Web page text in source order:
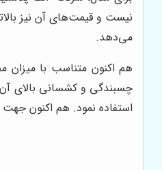
نیست و قیمت‌های آن نیز
می‌دهد.
هم اکنون متناسب با میزان
چسبندگی و کشسانی بالای
استفاده نمود. هم اکنون جهت